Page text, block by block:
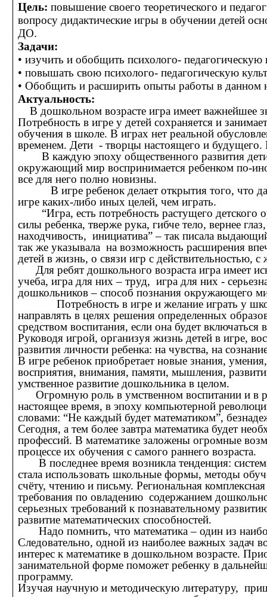
Цель: повышение своего теоретического и
вопросу дидактические игры в обучении детей
ДО.
Задачи:
• изучить и обобщить психолого-
• повышать свою психолого- педагогическую
• Обобщить и расширить опыты работы в данном
Актуальность:
В дошкольном возрасте игра имеет важнейшее
Потребность в игре у детей сохраняется и
обучения в школе. В играх нет реальной
временем. Дети - творцы настоящего и будущего.
В каждую эпоху общественного развития
окружающий мир воспринимается ребенком по-
все для него полно новизны.
В игре ребенок делает открытия того, что
игре каких-либо иных целей, чем играть.
“Игра, есть потребность растущего детского
силы ребенка, тверже рука, гибче тело, вернее
находчивость, инициатива” – так писала
так же указывала на возможность расширения
детей в жизнь, о связи игр с действительностью,
Для ребят дошкольного возраста игра имеет
учеба, игра для них – труд, игра для них -
дошкольников – способ познания окружающего
Потребность в игре и желание играть у
направлять в целях решения определенных
средством воспитания, если она будет включаться
Руководя игрой, организуя жизнь детей в игре,
развития личности ребенка: на чувства, на
В игре ребенок приобретает новые знания,
восприятия, внимания, памяти, мышления,
умственное развитие дошкольника в целом.
Огромную роль в умственном воспитании и в
настоящее время, в эпоху компьютерной
словами: “Не каждый будет математиком”,
Сегодня, а тем более завтра математика будет
профессий. В математике заложены огромные
процессе их обучения с самого раннего возраста.
В последнее время возникла тенденция:
стала использовать школьные формы, методы
счёту, чтению и письму. Региональная
требования по овладению содержанием
серьезных требований к познавательному
развитие математических способностей.
Надо помнить, что математика – один из
Следовательно, одной из наиболее важных задач
интерес к математике в дошкольном возрасте.
занимательной форме поможет ребенку в
программу.
Изучая научную и методическую литературу,